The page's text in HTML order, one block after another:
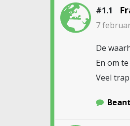
#1.1
7
De
En om
Veel